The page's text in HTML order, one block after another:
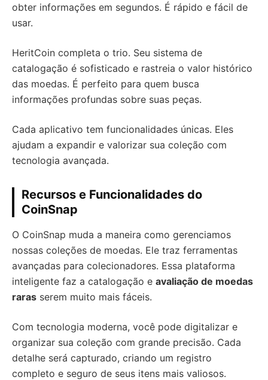
obter informações em segundos. É rápido e fácil de
usar.
HeritCoin completa o trio. Seu sistema de
catalogação é sofisticado e rastreia o valor histórico
das moedas. É perfeito para quem busca
informações profundas sobre suas peças.
Cada aplicativo tem funcionalidades únicas. Eles
ajudam a expandir e valorizar sua coleção com
tecnologia avançada.
Recursos e Funcionalidades do
CoinSnap
O CoinSnap muda a maneira como gerenciamos
nossas coleções de moedas. Ele traz ferramentas
avançadas para colecionadores. Essa plataforma
inteligente faz a catalogação e avaliação de moedas
raras serem muito mais fáceis.
Com tecnologia moderna, você pode digitalizar e
organizar sua coleção com grande precisão. Cada
detalhe será capturado, criando um registro
completo e seguro de seus itens mais valiosos.